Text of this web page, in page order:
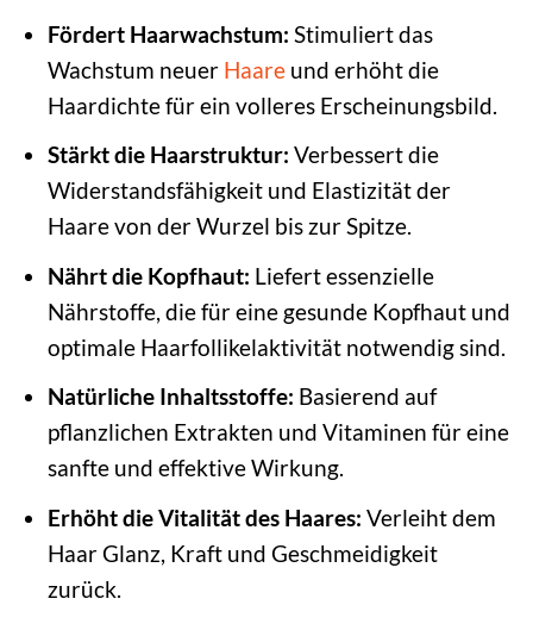
Fördert Haarwachstum: Stimuliert das
Wachstum neuer Haareund erhöht die
Haardichte für ein volleres Erscheinungsbild.
Stärkt die Haarstruktur: Verbessert die
Widerstandsfähigkeit und Elastizität der
Haare von der Wurzel bis zur Spitze.
Nährt die Kopfhaut: Liefert essenzielle
Nährstoffe, die für eine gesunde Kopfhaut und
optimale Haarfollikelaktivität notwendig sind.
Natürliche Inhaltsstoffe: Basierend auf
pflanzlichen Extrakten und Vitaminen für eine
sanfte und effektive Wirkung.
Erhöht die Vitalität des Haares: Verleiht dem
Haar Glanz, Kraft und Geschmeidigkeit
zurück.